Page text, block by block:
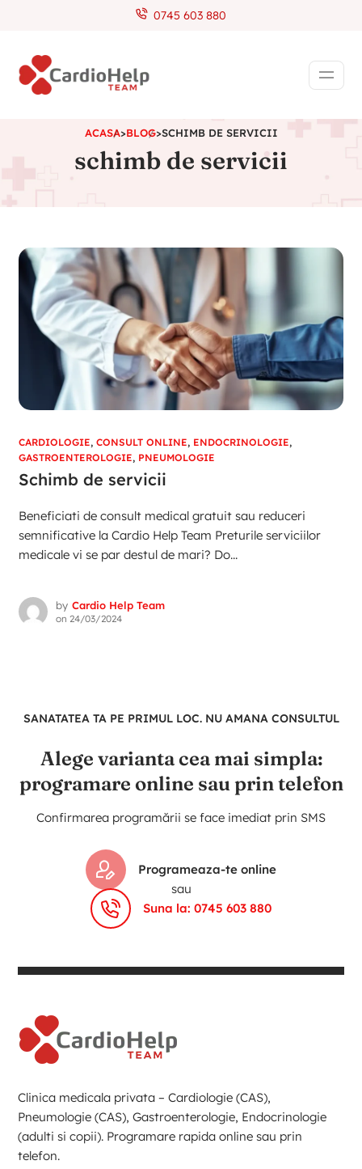
0745 603 880
ACASA>BLOG>SCHIMB DE SERVICII
schimb de servicii
CARDIOLOGIE, CONSULT ONLINE, ENDOCRINOLOGIE,
GASTROENTEROLOGIE, PNEUMOLOGIE
Schimb de servicii
Beneficiati de consult medical gratuit sau reduceri
semnificative la Cardio Help Team Preturile serviciilor
medicale vi se par destul de mari? Do...
by Cardio Help Team
on 24/03/2024
SANATATEA TA PE PRIMUL LOC. NU AMANA CONSULTUL
Alege varianta cea mai simpla:
programare online sau prin telefon
Confirmarea programării se face imediat prin SMS
Programeaza-te online
sau
Suna la: 0745 603 880
Clinica medicala privata – Cardiologie (CAS),
Pneumologie (CAS), Gastroenterologie, Endocrinologie
(adulti si copii). Programare rapida online sau prin
telefon.